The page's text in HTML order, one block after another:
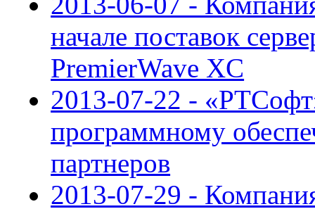
начале поставок
PremierWave XC
2013-07-22 -
программному
партнеров
2013-07-29 -